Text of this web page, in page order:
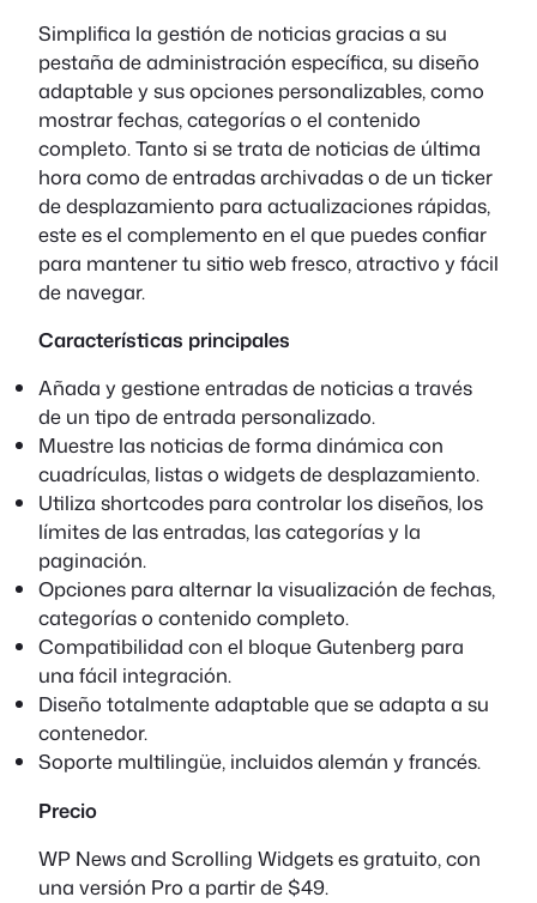
Simplifica la gestión de noticias gracias a su
pestaña de administración específica, su diseño
adaptable y sus opciones personalizables, como
mostrar fechas, categorías o el contenido
completo. Tanto si se trata de noticias de última
hora como de entradas archivadas o de un ticker
de desplazamiento para actualizaciones rápidas,
este es el complemento en el que puedes confiar
para mantener tu sitio web fresco, atractivo y fácil
de navegar.
Características principales
Añada y gestione entradas de noticias a través
de un tipo de entrada personalizado.
Muestre las noticias de forma dinámica con
cuadrículas, listas o widgets de desplazamiento.
Utiliza shortcodes para controlar los diseños, los
límites de las entradas, las categorías y la
paginación.
Opciones para alternar la visualización de fechas,
categorías o contenido completo.
Compatibilidad con el bloque Gutenberg para
una fácil integración.
Diseño totalmente adaptable que se adapta a su
contenedor.
Soporte multilingüe, incluidos alemán y francés.
Precio
WP News and Scrolling Widgets es gratuito, con
una versión Pro a partir de $49.